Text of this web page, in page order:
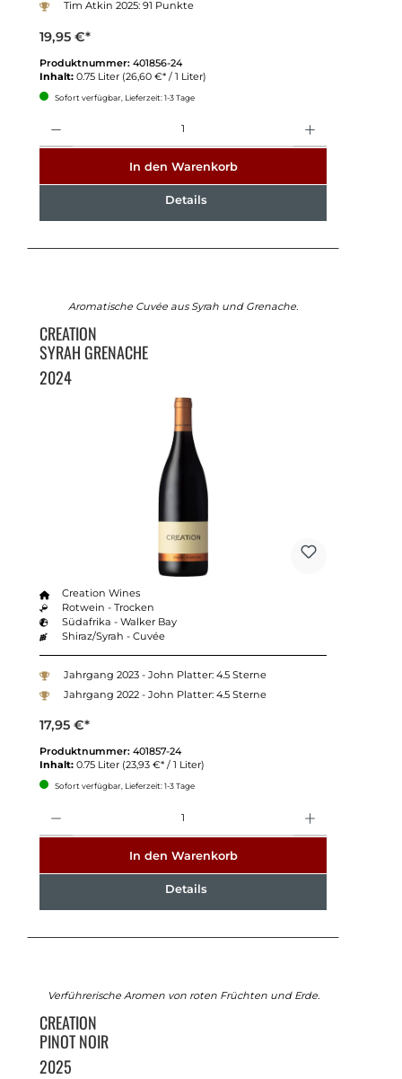
Tim Atkin 2025: 91 Punkte
19,95 €*
Produktnummer: 401856-24
Inhalt: 0.75 Liter (26,60 €* / 1 Liter)
Sofort verfügbar, Lieferzeit: 1-3 Tage
In den Warenkorb
Details
Aromatische Cuvée aus Syrah und Grenache.
CREATION
SYRAH GRENACHE
2024
Creation Wines
Rotwein - Trocken
Südafrika - Walker Bay
Shiraz/Syrah - Cuvée
Jahrgang 2023 - John Platter: 4.5 Sterne
Jahrgang 2022 - John Platter: 4.5 Sterne
17,95 €*
Produktnummer: 401857-24
Inhalt: 0.75 Liter (23,93 €* / 1 Liter)
Sofort verfügbar, Lieferzeit: 1-3 Tage
In den Warenkorb
Details
Verführerische Aromen von roten Früchten und Erde.
CREATION
PINOT NOIR
2025